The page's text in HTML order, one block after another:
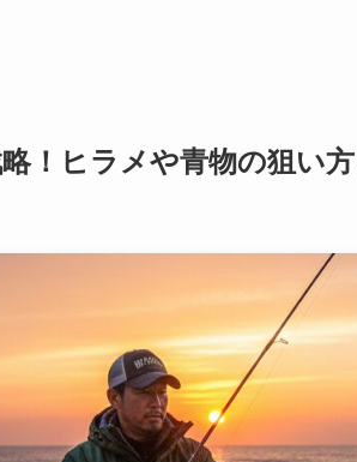
！ヒラメや青物の狙い